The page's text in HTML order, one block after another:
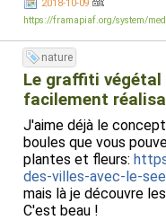
2018-10-09
https://framapiaf.org/system/
nature
Le graffiti
facilement
J'aime déjà le
boules que vous
plantes et fleurs:
des-villes-avec-le-
mais là je découvre
C'est beau !